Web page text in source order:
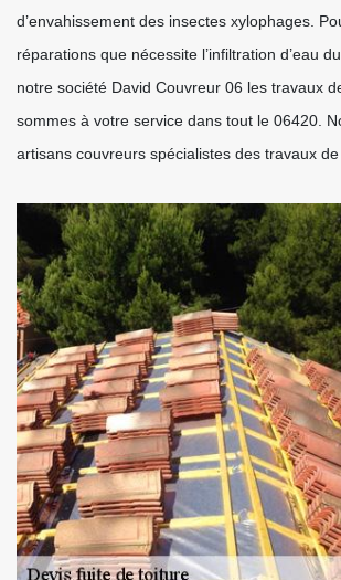
d’envahissement des insectes xylophages.
réparations que nécessite l’infiltration d’eau
notre société David Couvreur 06 les travaux
sommes à votre service dans tout le 06420.
artisans couvreurs spécialistes des travaux de